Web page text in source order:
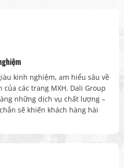
kinh nghiệm, am hiểu sâu về
các trang MXH. Dali Group
những dịch vụ chất lượng –
sẽ khiến khách hàng hài